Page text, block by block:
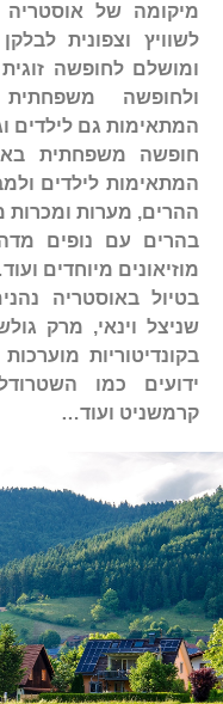
מיקומה של
לשוויץ וצפונית
ומושלם לחופשה
ולחופשה משפחתית
המתאימות גם לילדים
חופשה משפחתית
המתאימות לילדים
ההרים, מערות ומכרות
בהרים עם נופים
מוזיאונים מיוחדים
בטיול באוסטריה
שניצל וינאי, מרק
בקונדיטוריות
ידועים כמו
קרמשניט ועוד…